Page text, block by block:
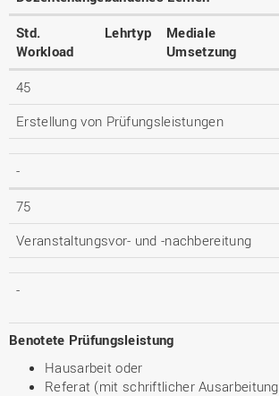
Std.
Workload
Lehrtyp
Mediale
Umsetzung
45
Erstellung von Prüfungsleistungen
-
75
Veranstaltungsvor- und -nachbereitung
-
Benotete Prüfungsleistung
Hausarbeit oder
Referat (mit schriftlicher